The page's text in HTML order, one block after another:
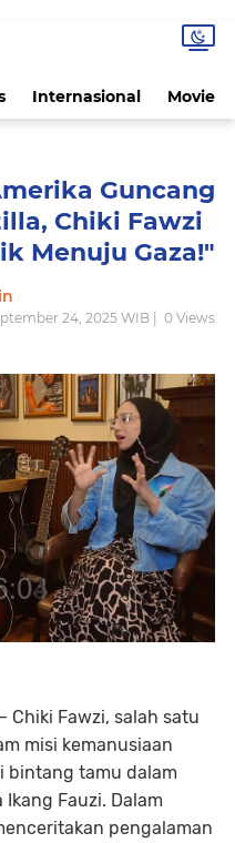
Internasional Movie
Guncang
Chiki Fawzi
Menuju Gaza!"
24, 2025 WIB | 0Views
– Chiki Fawzi, salah satu
misi kemanusiaan
bintang tamu dalam
Ikang Fauzi. Dalam
pengalaman